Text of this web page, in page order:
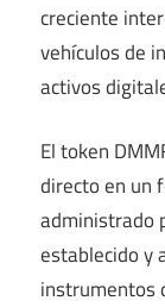
creciente
vehículos de
activos
El token
directo en un
administrado
establecido y
instrumentos